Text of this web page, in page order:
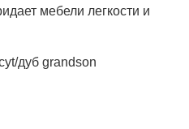
мебели легкости и
дуб grandson